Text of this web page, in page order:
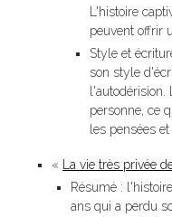
L'histoire
peuvent offrir
Style et
son style
l'autodérision.
personne, ce
les pensées
« La vie très privée
Résumé :
ans qui a perdu